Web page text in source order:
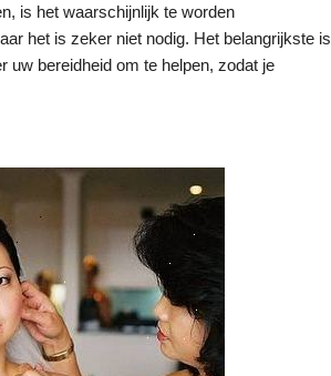
is het waarschijnlijk te worden
het is zeker niet nodig. Het belangrijkste is
uw bereidheid om te helpen, zodat je